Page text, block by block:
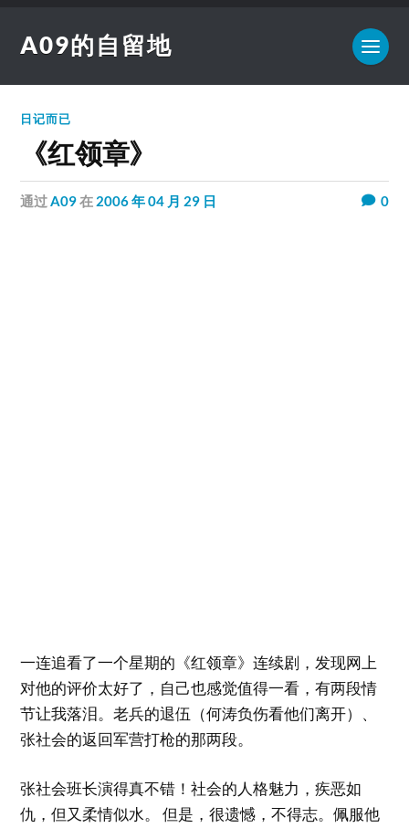
A09的自留地
日记而已
《红领章》
通过A09在 2006 年 04 月 29 日 0
一连追看了一个星期的《红领章》连续剧，发现网上
对他的评价太好了，自己也感觉值得一看，有两段情
节让我落泪。老兵的退伍（何涛负伤看他们离开）、
张社会的返回军营打枪的那两段。
张社会班长演得真不错！社会的人格魅力，疾恶如
仇，但又柔情似水。 但是，很遗憾，不得志。佩服他